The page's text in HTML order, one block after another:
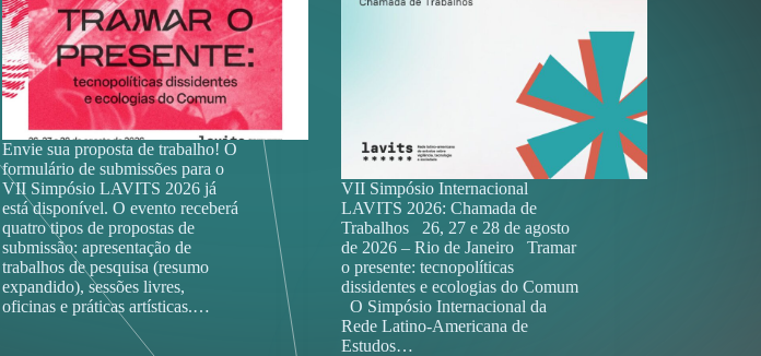
Envie sua proposta de trabalho! O
formulário de submissões para o
VII Simpósio LAVITS 2026 já
está disponível. O evento receberá
quatro tipos de propostas de
submissão: apresentação de
trabalhos de pesquisa (resumo
expandido), sessões livres,
oficinas e práticas artísticas.…
VII Simpósio Internacional
LAVITS 2026: Chamada de
Trabalhos 26, 27 e 28 de agosto
de 2026 – Rio de Janeiro Tramar
o presente: tecnopolíticas
dissidentes e ecologias do Comum
O Simpósio Internacional da
Rede Latino-Americana de
Estudos…